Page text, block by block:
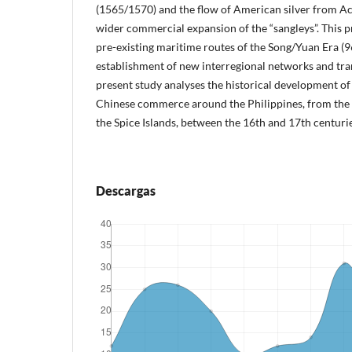
(1565/1570) and the flow of American silver from
wider commercial expansion of the “sangleys”.
pre-existing maritime routes of the Song/Yuan Era
establishment of new interregional networks and
present study analyses the historical development
Chinese commerce around the Philippines, from the
the Spice Islands, between the 16th and 17th
Descargas